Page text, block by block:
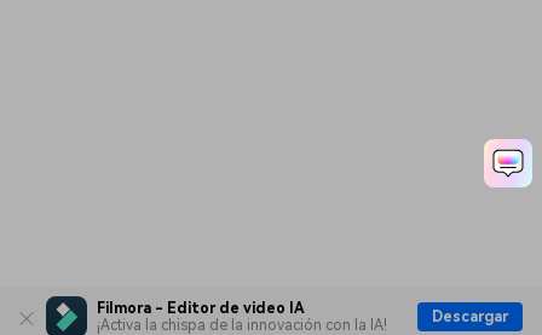
Filmora - Editor de video IA
¡Activa la chispa de la innovación con la IA!
Descargar